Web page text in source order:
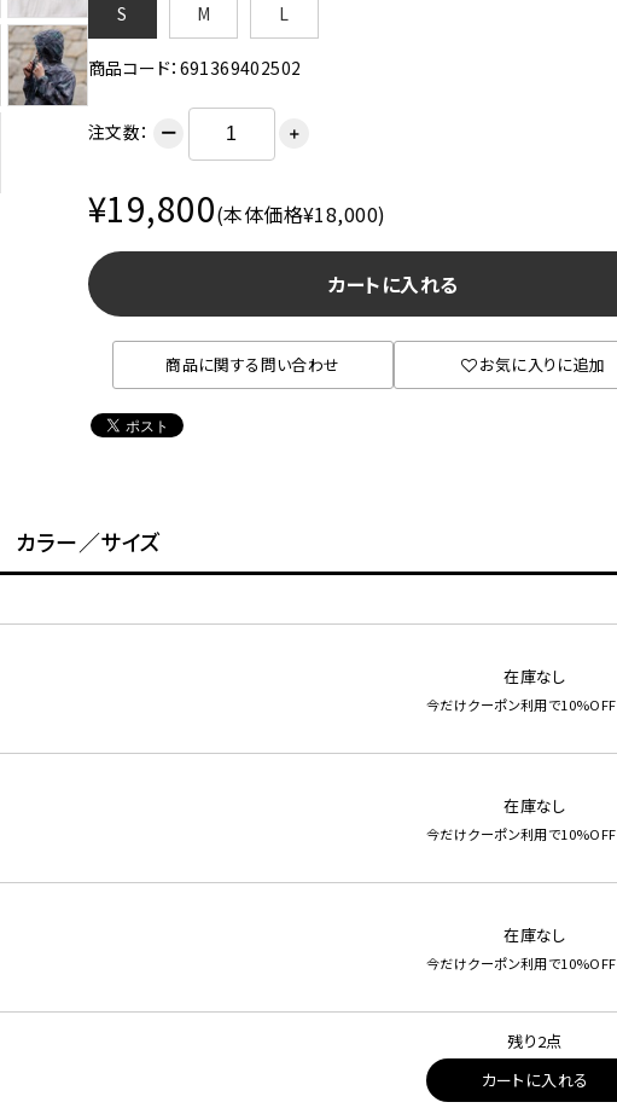
S
M L
商品コード：691369402502
注文数： ー ＋
¥19,800(本体価格¥18,000)
カートに入れる
商品に関する問い合わせ お気に入りに追加
カラー／サイズ
在庫なし
今だけクーポン利用で10%OFF
在庫なし
今だけクーポン利用で10%OFF
在庫なし
今だけクーポン利用で10%OFF
残り2点
カートに入れる